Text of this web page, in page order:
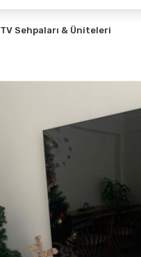
TV Sehpaları & Üniteleri